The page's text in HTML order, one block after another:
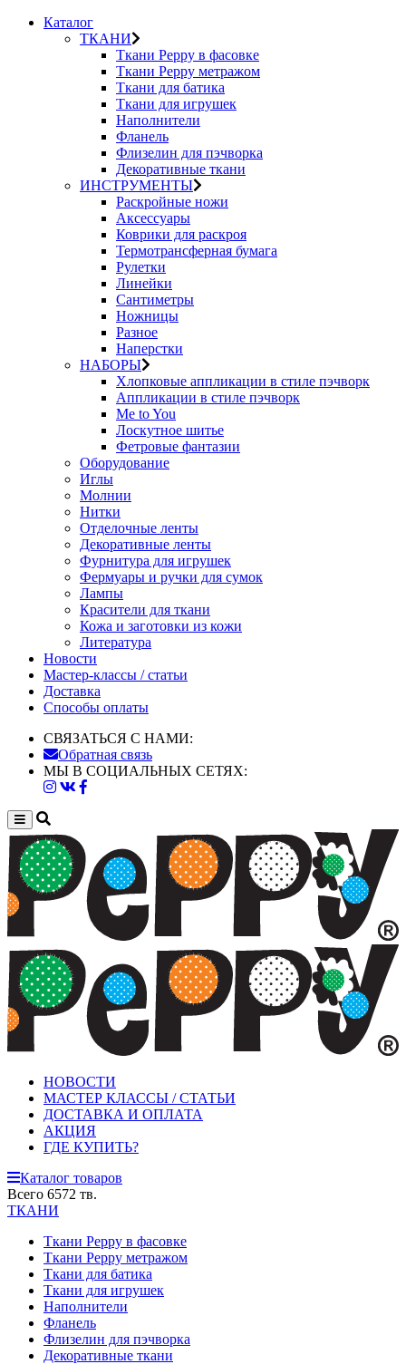
Каталог
ТКАНИ
Ткани Peppy в фасовке
Ткани Peppy метражом
Ткани для батика
Ткани для игрушек
Наполнители
Фланель
Флизелин для пэчворка
Декоративные ткани
ИНСТРУМЕНТЫ
Раскройные ножи
Аксессуары
Коврики для раскроя
Термотрансферная бумага
Рулетки
Линейки
Сантиметры
Ножницы
Разное
Наперстки
НАБОРЫ
Хлопковые аппликации в стиле пэчворк
Аппликации в стиле пэчворк
Me to You
Лоскутное шитье
Фетровые фантазии
Оборудование
Иглы
Молнии
Нитки
Отделочные ленты
Декоративные ленты
Фурнитура для игрушек
Фермуары и ручки для сумок
Лампы
Красители для ткани
Кожа и заготовки из кожи
Литература
Новости
Мастер-классы / статьи
Доставка
Способы оплаты
СВЯЗАТЬСЯ С НАМИ:
Обратная связь
МЫ В СОЦИАЛЬНЫХ СЕТЯХ:
НОВОСТИ
МАСТЕР КЛАССЫ / СТАТЬИ
ДОСТАВКА И ОПЛАТА
АКЦИЯ
ГДЕ КУПИТЬ?
Каталог товаров
Всего 6572 тв.
ТКАНИ
Ткани Peppy в фасовке
Ткани Peppy метражом
Ткани для батика
Ткани для игрушек
Наполнители
Фланель
Флизелин для пэчворка
Декоративные ткани